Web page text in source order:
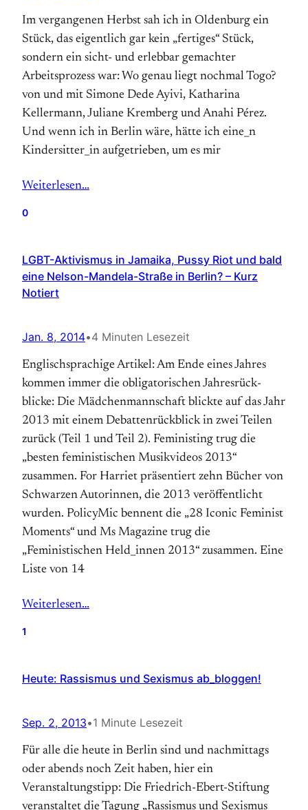
Im vergangenen Herbst sah ich in Oldenburg ein
Stück, das eigentlich gar kein „fertiges“ Stück,
sondern ein sicht- und erlebbar gemachter
Arbeitsprozess war: Wo genau liegt nochmal Togo?
von und mit Simone Dede Ayivi, Katharina
Kellermann, Juliane Kremberg und Anahi Pérez.
Und wenn ich in Berlin wäre, hätte ich eine_n
Kindersitter_in aufgetrieben, um es mir
Weiterlesen…
0
LGBT-Aktivismus in Jamaika, Pussy Riot und bald
eine Nelson-Mandela-Straße in Berlin? – Kurz
Notiert
Jan. 8, 2014•4 Minuten Lesezeit
Englischsprachige Artikel: Am Ende eines Jahres
kommen immer die obligatorischen Jahres­rück­
blicke: Die Mädchenmannschaft blickte auf das Jahr
2013 mit einem Debatten­rückblick in zwei Teilen
zurück (Teil 1 und Teil 2). Feministing trug die
„besten feministischen Musikvideos 2013“
zusammen. For Harriet präsentiert zehn Bücher von
Schwarzen Autorinnen, die 2013 veröffentlicht
wurden. PolicyMic bennent die „28 Iconic Feminist
Moments“ und Ms Magazine trug die
„Feministischen Held_innen 2013“ zusammen. Eine
Liste von 14
Weiterlesen…
1
Heute: Rassismus und Sexismus ab_bloggen!
Sep. 2, 2013•1 Minute Lesezeit
Für alle die heute in Berlin sind und nachmittags
oder abends noch Zeit haben, hier ein
Veranstaltungstipp: Die Friedrich-Ebert-Stiftung
veranstaltet die Tagung „Rassismus und Sexismus